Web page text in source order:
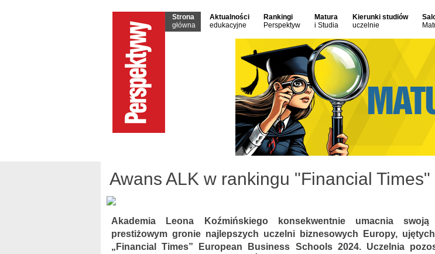
Strona
główna
Aktualności
edukacyjne
Rankingi
Perspektyw
Matura
i Studia
Kierunki studiów
uczelnie
Awans ALK w rankingu "Financial Times"
Akademia Leona Koźmińskiego konsekwentnie umacnia
prestiżowym gronie najlepszych uczelni biznesowych Europy,
„Financial Times” European Business Schools 2024. Uczelnia